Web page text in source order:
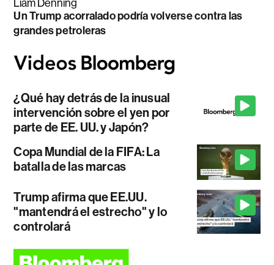
Liam Denning
Un Trump acorralado podría volverse contra las
grandes petroleras
¿Qué hay detrás de la inusual
intervención sobre el yen por
parte de EE. UU. y Japón?
Copa Mundial de la FIFA: La
batalla de las marcas
Trump afirma que EE.UU.
"mantendrá el estrecho" y lo
controlará